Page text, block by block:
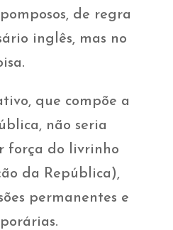
de regra
inglês, mas no
que compõe a
não seria
força do livrinho
da República),
permanentes e